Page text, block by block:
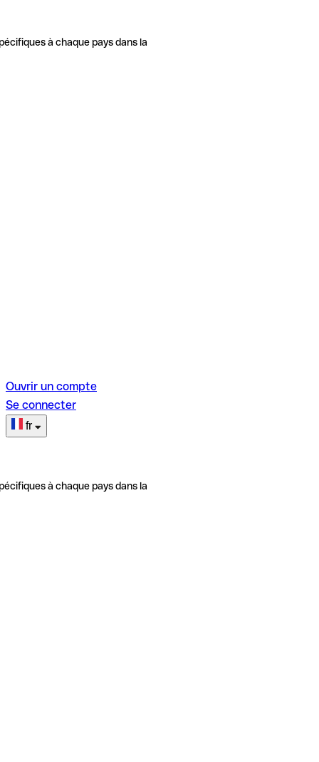
à chaque pays dans la
Ouvrir un compte
Se connecter
fr
à chaque pays dans la